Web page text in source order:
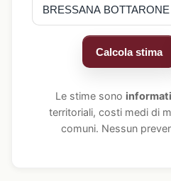
Calcola stima
Le stime sono
territoriali, costi medi di
comuni. Nessun